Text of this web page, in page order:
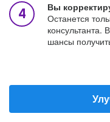
Вы
Останется
шансы